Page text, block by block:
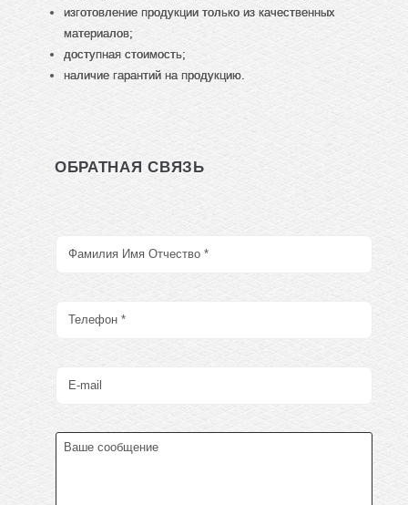
изготовление продукции только из качественных
материалов;
доступная стоимость;
наличие гарантий на продукцию.
ОБРАТНАЯ СВЯЗЬ